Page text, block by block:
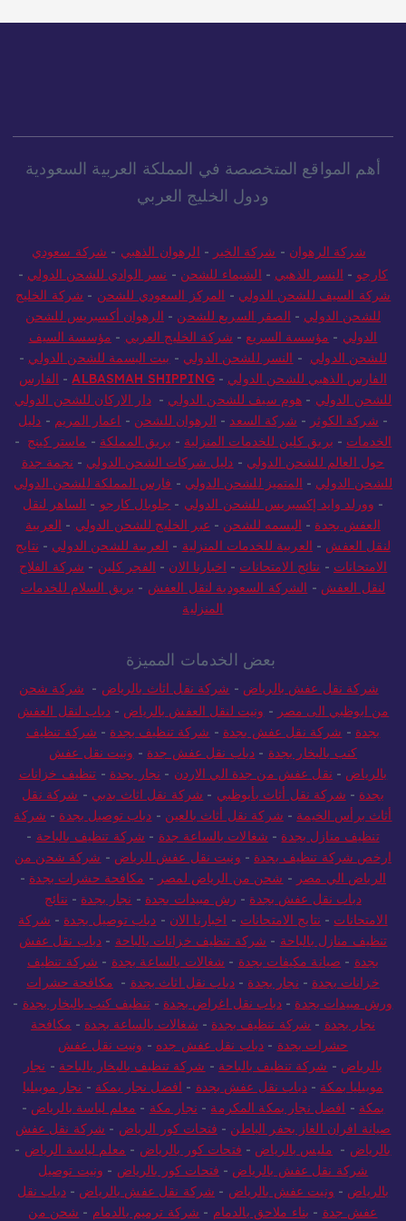
أهم المواقع المتخصصة في المملكة العربية السعودية
ودول الخليج العربي
شركة الرهوان - شركة الخير - الرهوان الذهبي - شركة سعودي
كارجو - النسر الذهبي - الشيماء للشحن - نسر الوادي للشحن الدولي -
شركة السيف للشحن الدولي - المركز السعودي للشحن - شركة الخليج
للشحن الدولي - الصقر السريع للشحن - الرهوان أكسبريس للشحن
الدولي - مؤسسة السريع - شركة الخليج العربي - مؤسسة السيف
للشحن الدولي - النسر للشحن الدولي - بيت البسمة للشحن الدولي -
الفارس الذهبي للشحن الدولي -
ALBASMAH SHIPPING
- الفارس
للشحن الدولي - هوم سيف للشحن الدولي -دار الاركان للشحن الدولي
- شركة الكوثر - شركة السعد - الرهوان للشحن - اعمار المريم - دليل
الخدمات - بريق كلين للخدمات المنزلية - بريق المملكة - ماستر كينج -
حول العالم للشحن الدولي - دليل شركات الشحن الدولي - نجمة جدة
للشحن الدولي - المتميز للشحن الدولي - فارس المملكة للشحن الدولي
- وورلد وايد إكسبريس للشحن الدولي - جلوبال كارجو - الساهر لنقل
العفش بجدة - البسمه للشحن - عبر الخليج للشحن الدولي - العربية
لنقل العفش - العربية للخدمات المنزلية - العربية للشحن الدولي - نتايج
الامتحانات - نتائج الامتحانات - اخبارنا الان - الفجر كلين - شركة الفلاح
لنقل العفش - الشركة السعودية لنقل العفش - بريق السلام للخدمات
المنزلية
بعض الخدمات المميزة
شركة نقل عفش بالرياض - شركة نقل اثاث بالرياض - شركة شحن
من ابوظبي الى مصر - ونيت لنقل العفش بالرياض -دباب لنقل العفش
بجدة - شركة نقل عفش بجدة - شركة تنظيف بجدة - شركة تنظيف
كنب بالبخار بجدة - دباب نقل عفش جدة - ونيت نقل عفش
بالرياض - نقل عفش من جدة الي الاردن - نجار بجدة - تنظيف خزانات
بجدة - شركة نقل أثاث بأبوظبي - شركة نقل اثاث بدبي - شركة نقل
أثاث برأس الخيمة - شركة نقل أثاث بالعين - دباب توصيل بجدة - شركة
تنظيف منازل بجدة - شغالات بالساعة جدة - شركة تنظيف بالباحة -
ارخص شركة تنظيف بجدة - ونيت نقل عفش الرياض - شركة شحن من
الرياض الي مصر - شحن من الرياض لمصر - مكافحة حشرات بجدة -
دباب نقل عفش بجدة - رش مبيدات بجدة - نجار بجدة - نتائج
الامتحانات - نتايج الامتحانات - اخبارنا الان - دباب توصيل بجدة - شركة
تنظيف منازل بالباحة - شركة تنظيف خزانات بالباحة - دباب نقل عفش
بجدة - صيانة مكيفات بجدة - شغالات بالساعة بجدة - شركة تنظيف
خزانات بجدة - نجار بجدة - دباب نقل اثاث بجدة - مكافحة حشرات
ورش مبيدات بجدة -دباب نقل اغراض بجدة -تنظيف كنب بالبخار بجدة -
نجار بجدة - شركة تنظيف بجدة - شغالات بالساعة بجدة - مكافحة
حشرات بجدة - دباب نقل عفش جده - ونيت نقل عفش
بالرياض - شركة تنظيف بالباحة - شركة تنظيف بالبخار بالباحة - نجار
موبيليا بمكة -دباب نقل عفش بجدة - افضل نجار بمكة - نجار موبيليا
بمكة - افضل نجار بمكة المكرمة - نجار مكة - معلم لياسة بالرياض -
صيانة افران الغاز بحفر الباطن - فتحات كور الرياض - شركة نقل عفش
بالرياض - مليس بالرياض - فتحات كور بالرياض - معلم لياسة الرياض -
شركة نقل عفش بالرياض - فتحات كور بالرياض - ونيت توصيل
بالرياض - ونيت عفش بالرياض - شركة نقل عفش بالرياض -دباب نقل
عفش جدة - بناء ملاحق بالدمام - شركة ترميم بالدمام - شحن من